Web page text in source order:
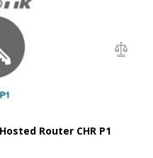
Router CHR P1